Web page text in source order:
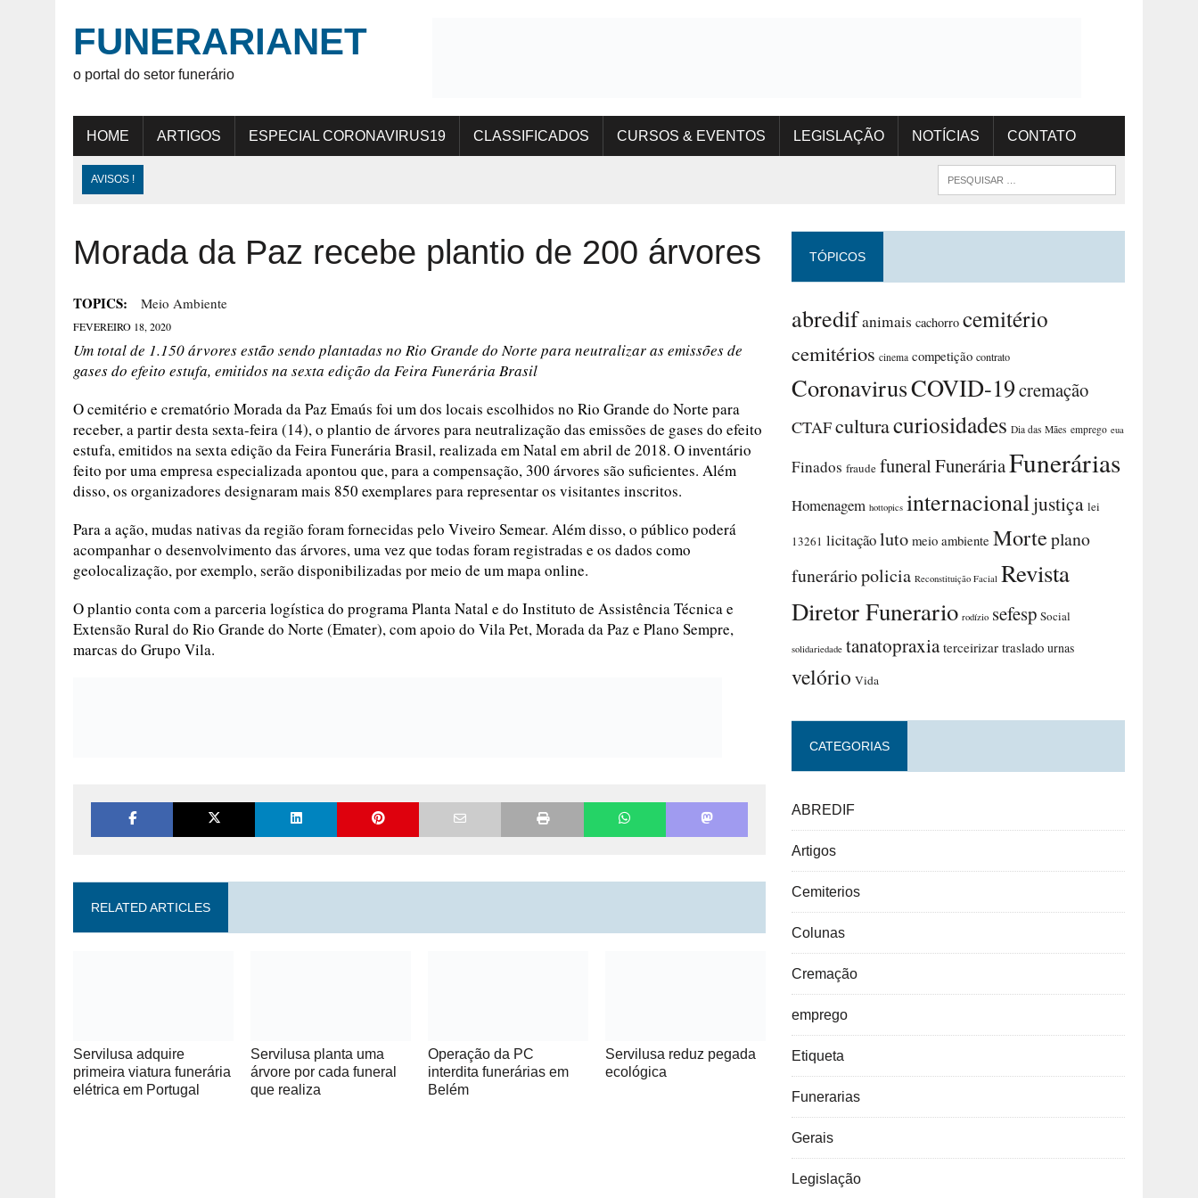
FUNERARIANET
o portal do setor funerário
HOME ARTIGOS ESPECIAL CORONAVIRUS19 CLASSIFICADOS CURSOS & EVENTOS LEGISLAÇÃO NOTÍCIAS CONTATO
AVISOS !
Morada da Paz recebe plantio de 200 árvores
TOPICS: Meio Ambiente
FEVEREIRO 18, 2020
Um total de 1.150 árvores estão sendo plantadas no Rio Grande do Norte para neutralizar as emissões de
gases do efeito estufa, emitidos na sexta edição da Feira Funerária Brasil
O cemitério e crematório Morada da Paz Emaús foi um dos locais escolhidos no Rio Grande do Norte para
receber, a partir desta sexta-feira (14), o plantio de árvores para neutralização das emissões de gases do efeito
estufa, emitidos na sexta edição da Feira Funerária Brasil, realizada em Natal em abril de 2018. O inventário
feito por uma empresa especializada apontou que, para a compensação, 300 árvores são suficientes. Além
disso, os organizadores designaram mais 850 exemplares para representar os visitantes inscritos.
Para a ação, mudas nativas da região foram fornecidas pelo Viveiro Semear. Além disso, o público poderá
acompanhar o desenvolvimento das árvores, uma vez que todas foram registradas e os dados como
geolocalização, por exemplo, serão disponibilizadas por meio de um mapa online.
O plantio conta com a parceria logística do programa Planta Natal e do Instituto de Assistência Técnica e
Extensão Rural do Rio Grande do Norte (Emater), com apoio do Vila Pet, Morada da Paz e Plano Sempre,
marcas do Grupo Vila.
RELATED ARTICLES
Servilusa adquire
primeira viatura funerária
elétrica em Portugal
Servilusa planta uma
árvore por cada funeral
que realiza
Operação da PC
interdita funerárias em
Belém
Servilusa reduz pegada
ecológica
TÓPICOS
abredifanimais cachorro cemitério
cemitérios cinema competição contrato
CoronavirusCOVID-19cremação
CTAFculturacuriosidades Dia das Mães emprego eua
Finados fraude funeralFuneráriaFunerárias
Homenagem hottopics internacionaljustiça lei
13261 licitaçãoluto meio ambiente Morteplano
funeráriopolicia Reconstituição Facial Revista
Diretor Funerario rodízio sefesp Social
solidariedade tanatopraxia terceirizar traslado urnas
velório Vida
CATEGORIAS
ABREDIF
Artigos
Cemiterios
Colunas
Cremação
emprego
Etiqueta
Funerarias
Gerais
Legislação